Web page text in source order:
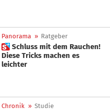
Panorama » Ratgeber
 Schluss mit dem Rauchen!
Diese Tricks machen es
leichter
Chronik » Studie